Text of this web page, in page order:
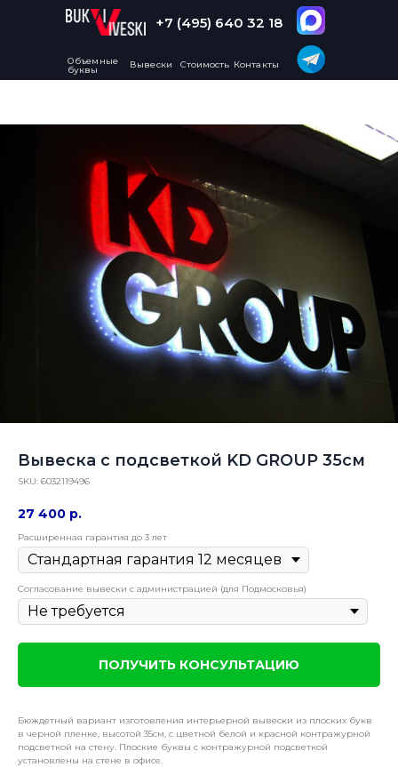
Объемные
буквы Вывески Стоимость Контакты
+7 (495) 640 32 18
Вывеска с подсветкой KD GROUP 35см
SKU: 6032119496
27 400 р.
Расширенная гарантия до 3 лет
Согласование вывески с администрацией (для Подмосковья)
ПОЛУЧИТЬ КОНСУЛЬТАЦИЮ
Бюждетный вариант изготовления интерьерной вывески из плоских букв
в черной пленке, высотой 35см, с цветной белой и красной контражурной
подсветкой на стену. Плоские буквы с контражурной подсветкой
установлены на стене в офисе.